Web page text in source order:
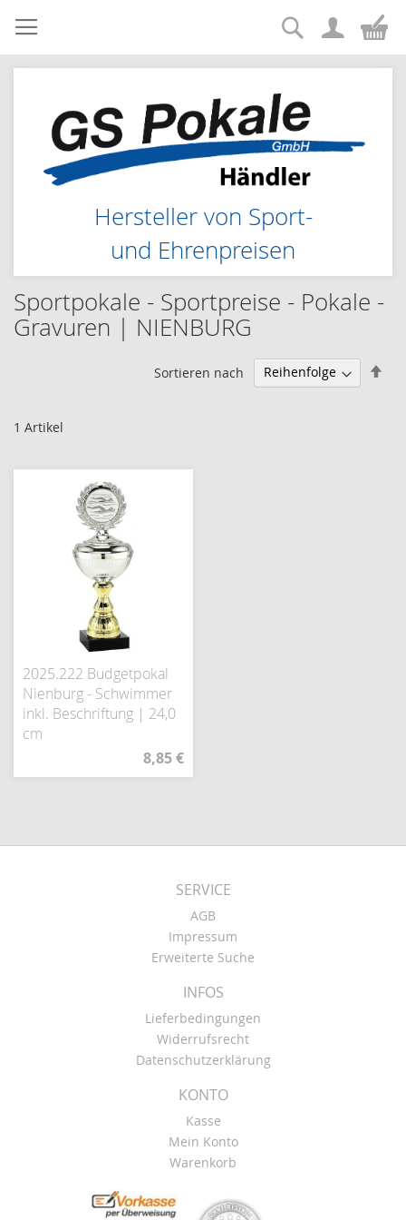
Zum
Inhalt
springen
Hersteller von Sport-
und Ehrenpreisen
Suche
Sportpokale - Sportpreise - Pokale -
Gravuren | NIENBURG
1 Artikel
Sortieren nach
2025.222 Budgetpokal
Nienburg - Schwimmer
inkl. Beschriftung | 24,0
cm
8,85 €
SERVICE
AGB
Impressum
Erweiterte Suche
INFOS
Lieferbedingungen
Widerrufsrecht
Datenschutzerklärung
KONTO
Kasse
Mein Konto
Warenkorb